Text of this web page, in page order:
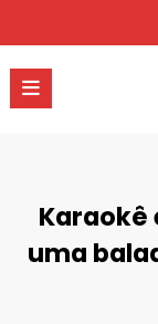
o
conteúdo
Karaokê
uma